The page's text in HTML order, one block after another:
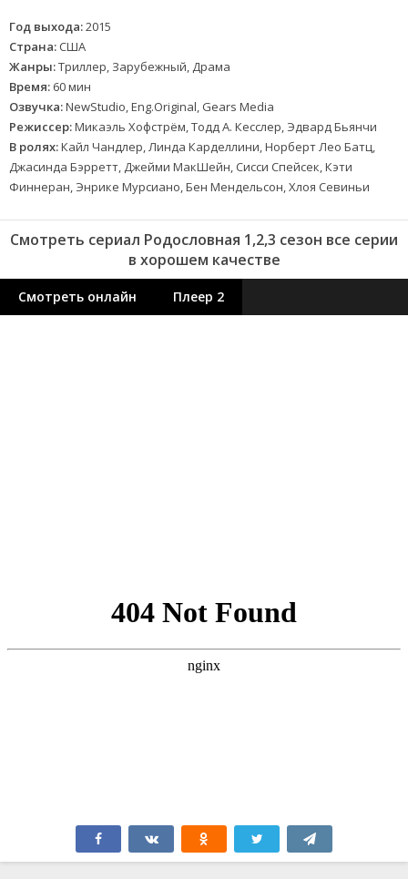
Год выхода:2015
Страна: США
Жанры:Триллер, Зарубежный, Драма
Время: 60 мин
Озвучка:NewStudio, Eng.Original, Gears Media
Режиссер:Микаэль Хофстрём, Тодд А. Кесслер, Эдвард Бьянчи
В ролях:Кайл Чандлер, Линда Карделлини, Норберт Лео Батц,
Джасинда Бэрретт, Джейми МакШейн, Сисси Спейсек, Кэти
Финнеран, Энрике Мурсиано, Бен Мендельсон, Хлоя Севиньи
Смотреть сериал Родословная 1,2,3 сезон все серии
в хорошем качестве
Смотреть онлайн Плеер 2